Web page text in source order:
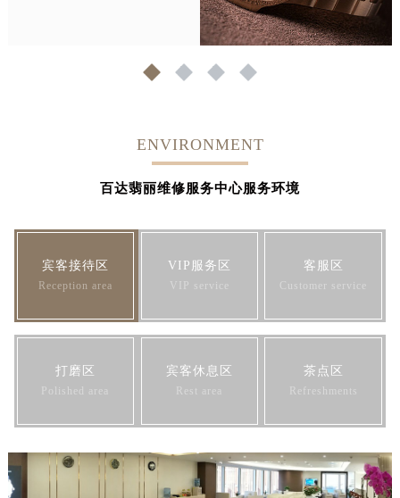
1 2 3 4
ENVIRONMENT
百达翡丽维修服务中心服务环境
宾客接待区
Reception area
VIP服务区
VIP service
客服区
Customer service
打磨区
Polished area
宾客休息区
Rest area
茶点区
Refreshments